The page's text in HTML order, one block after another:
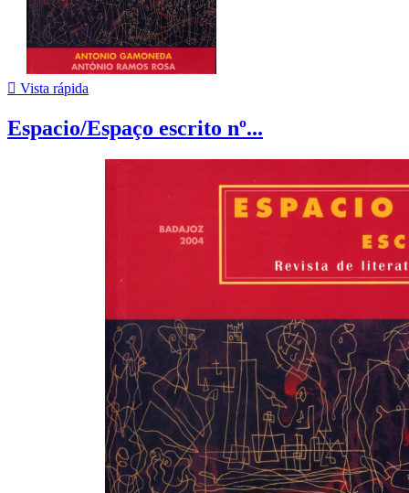
 Vista rápida
Espacio/Espaço escrito nº...